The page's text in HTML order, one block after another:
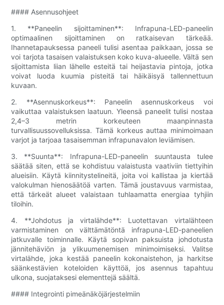
#### Asennusohjeet
1. **Paneelin sijoittaminen**: Infrapuna-LED-paneelin
optimaalinen sijoittaminen on ratkaisevan tärkeää.
Ihannetapauksessa paneeli tulisi asentaa paikkaan, jossa se
voi tarjota tasaisen valaistuksen koko kuva-alueelle. Vältä sen
sijoittamista liian lähelle esteitä tai heijastavia pintoja, jotka
voivat luoda kuumia pisteitä tai häikäisyä tallennettuun
kuvaan.
2. **Asennuskorkeus**: Paneelin asennuskorkeus voi
vaikuttaa valaistuksen laatuun. Yleensä paneelit tulisi nostaa
2,4–3 metrin korkeuteen maanpinnasta
turvallisuussovelluksissa. Tämä korkeus auttaa minimoimaan
varjot ja tarjoaa tasaisemman infrapunavalon leviämisen.
3. **Suunta**: Infrapuna-LED-paneelin suuntausta tulee
säätää siten, että se kohdistuu valaistusta vaativiin tiettyihin
alueisiin. Käytä kiinnitystelineitä, joita voi kallistaa ja kiertää
valokulman hienosäätöä varten. Tämä joustavuus varmistaa,
että tärkeät alueet valaistaan ​​tuhlaamatta energiaa tyhjiin
tiloihin.
4. **Johdotus ja virtalähde**: Luotettavan virtalähteen
varmistaminen on välttämätöntä infrapuna-LED-paneelien
jatkuvalle toiminnalle. Käytä sopivan paksuista johdotusta
jännitehäviön ja ylikuumenemisen minimoimiseksi. Valitse
virtalähde, joka kestää paneelin kokonaistehon, ja harkitse
säänkestävien koteloiden käyttöä, jos asennus tapahtuu
ulkona, suojataksesi elementtejä säältä.
#### Integrointi pimeänäköjärjestelmiin